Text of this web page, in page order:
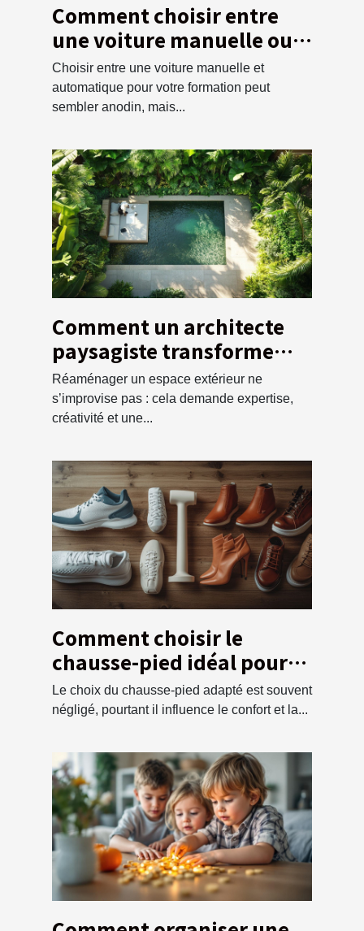
Comment choisir entre
une voiture manuelle ou
automatique pour votre
formation ?
Choisir entre une voiture manuelle et
automatique pour votre formation peut
sembler anodin, mais...
Comment un architecte
paysagiste transforme
votre espace extérieur ?
Réaménager un espace extérieur ne
s’improvise pas : cela demande expertise,
créativité et une...
Comment choisir le
chausse-pied idéal pour
chaque type de chaussure
Le choix du chausse-pied adapté est souvent
négligé, pourtant il influence le confort et la...